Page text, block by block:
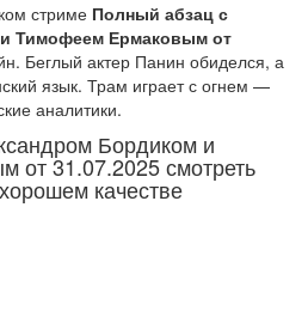
стриме Полный абзац с
Тимофеем Ермаковым от
Беглый актер Панин обиделся, а
язык. Трам играет с огнем —
аналитики.
Бордиком и
от 31.07.2025 смотреть
качестве